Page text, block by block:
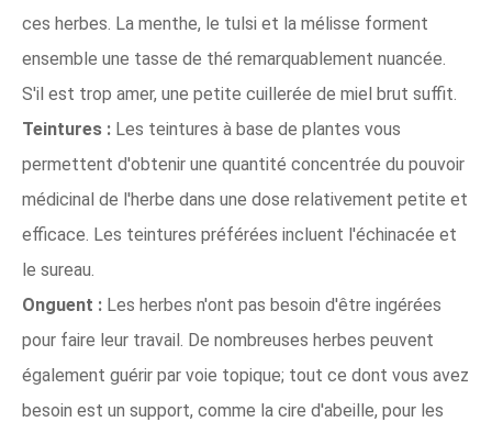
ces herbes. La menthe, le tulsi et la mélisse forment
ensemble une tasse de thé remarquablement nuancée.
S'il est trop amer, une petite cuillerée de miel brut suffit.
Teintures : Les teintures à base de plantes vous
permettent d'obtenir une quantité concentrée du pouvoir
médicinal de l'herbe dans une dose relativement petite et
efficace. Les teintures préférées incluent l'échinacée et
le sureau.
Onguent : Les herbes n'ont pas besoin d'être ingérées
pour faire leur travail. De nombreuses herbes peuvent
également guérir par voie topique; tout ce dont vous avez
besoin est un support, comme la cire d'abeille, pour les